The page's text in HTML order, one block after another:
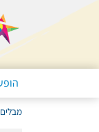
מבלים